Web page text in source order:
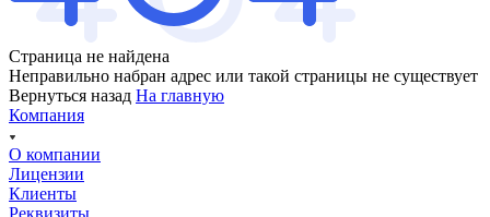
Страница не найдена
Неправильно набран адрес или такой страницы не существует
Вернуться назад На главную
Компания
О компании
Лицензии
Клиенты
Реквизиты